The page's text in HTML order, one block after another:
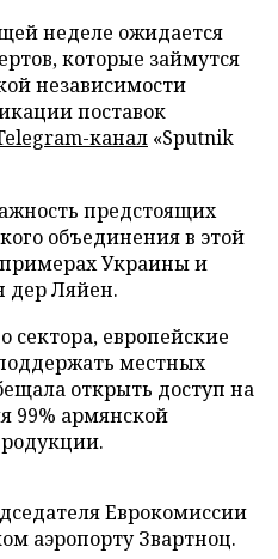
неделе ожидается
которые займутся
независимости
поставок
канал «Sputnik
предстоящих
объединения в этой
Украины и
дер Ляйен.
сектора, европейские
местных
открыть доступ на
99% армянской
Еврокомиссии
аэропорту Звартноц.